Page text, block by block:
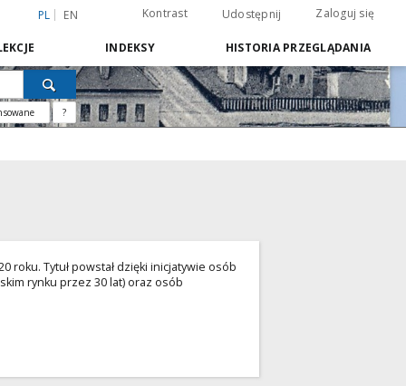
PL EN Kontrast Udostępnij Zaloguj się
INDEKSY HISTORIA PRZEGLĄDANIA
?
roku. Tytuł powstał dzięki inicjatywie osób
rynku przez 30 lat) oraz osób